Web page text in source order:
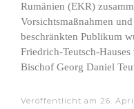
Rumänien (EKR)
Vorsichtsmaßnahmen
beschränkten Publikum
Friedrich-Teutsch-
Bischof Georg Daniel
Veröffentlicht am 26.